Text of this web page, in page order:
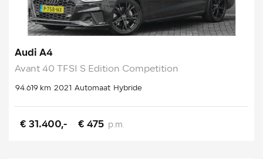
Audi A4
Avant 40 TFSI S Edition Competition
94.619 km 2021 Automaat Hybride
€ 31.400,- € 475 p.m.